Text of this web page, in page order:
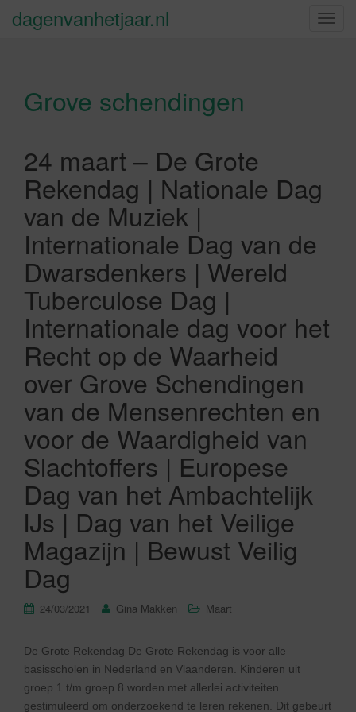
S
dagenvanhetjaar.nl
Grove schendingen
24 maart – De Grote
Rekendag | Nationale Dag
van de Muziek |
Internationale Dag van de
Dwarsdenkers | Wereld
Tuberculose Dag |
Internationale dag voor het
Recht op de Waarheid
over Grove Schendingen
van de Mensenrechten en
voor de Waardigheid van
Slachtoffers | Europese
Dag van het Ambachtelijk
IJs | Dag van het Veilige
Magazijn | Bewust Veilig
Dag
24/03/2021 Gina Makken Maart
De Grote Rekendag De Grote Rekendag is voor alle
basisscholen in Nederland en Vlaanderen. Kinderen uit
groep 1 t/m groep 8 worden met allerlei activiteiten
gestimuleerd om onderzoekend te leren rekenen. Dit gebeurt